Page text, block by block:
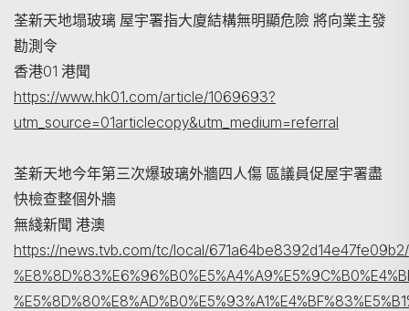
荃新天地塌玻璃 屋宇署指大廈結構無明顯危險 將向業主發
勘測令
香港01 港聞
https://www.hk01.com/article/1069693?
utm_source=01articlecopy&utm_medium=referral
荃新天地今年第三次爆玻璃外牆四人傷 區議員促屋宇署盡
快檢查整個外牆
無綫新聞 港澳
https://news.tvb.com/tc/local/671a64be8392d14e47fe09b2/